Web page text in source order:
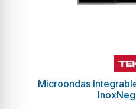
Microondas